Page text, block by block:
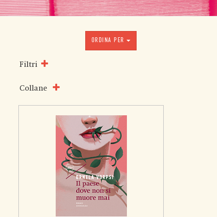
ORDINA PER
Filtri
Collane